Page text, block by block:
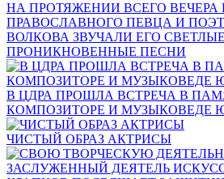
НА ПРОТЯЖЕНИИ ВСЕГО
ПРАВОСЛАВНОГО ПЕВЦА И
ВОЛКОВА ЗВУЧАЛИ ЕГО
ПРОНИКНОВЕННЫЕ ПЕСНИ
В ЦДРА ПРОШЛА ВСТРЕЧА В
КОМПОЗИТОРЕ И МУЗЫКОВЕДЕ
ЧИСТЫЙ ОБРАЗ АКТРИСЫ